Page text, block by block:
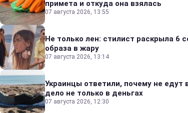
примета и откуда она взялась
07 августа 2026, 13:55
Не только лен: стилист раскрыла 6
образа в жару
07 августа 2026, 13:14
Украинцы ответили, почему не едут
дело не только в деньгах
07 августа 2026, 12:30